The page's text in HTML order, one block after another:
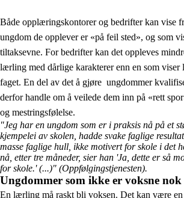
Både opplæringskontorer og bedrifter kan vise
ungdom de opplever er «på feil sted», og som
tiltaksevne. For bedrifter kan det oppleves
lærling med dårlige karakterer enn en som viser
faget. En del av det å gjøre ungdommer
derfor handle om å veilede dem inn på «rett
og mestringsfølelse.
"Jeg har en ungdom som er i praksis nå på et
kjempelei av skolen, hadde svake faglige
masse faglige hull, ikke motivert for skole i det
nå, etter tre måneder, sier han 'Ja, dette er så
for skole.' (...)" (Oppfølgingstjenesten).
Ungdommer som ikke er voksne nok
En lærling må raskt bli voksen. Det kan være en